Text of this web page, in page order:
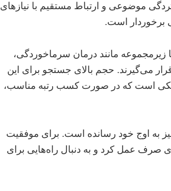
موضوعی و ارتباط مستقیم با نیازهای
برخوردار است.
مانند درمان سرماخوردگی،
می‌گیرند. حجم بالای جستجو برای این
است که در صورت کسب رتبه مناسب،
به اوج خود رسانده است. برای موفقیت
صرف عمل کرد و به دنبال راه‌هایی برای